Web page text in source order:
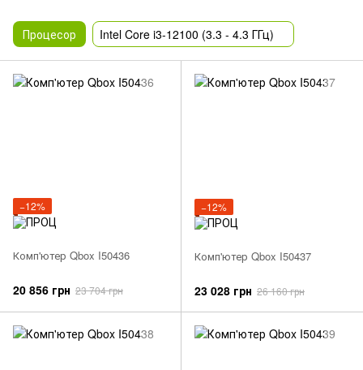
Процесор Intel Core i3-12100 (3.3 - 4.3 ГГц)
−12%
Комп'ютер Qbox I50436
20 856 грн 23 704 грн
−12%
Комп'ютер Qbox I50437
23 028 грн 26 160 грн